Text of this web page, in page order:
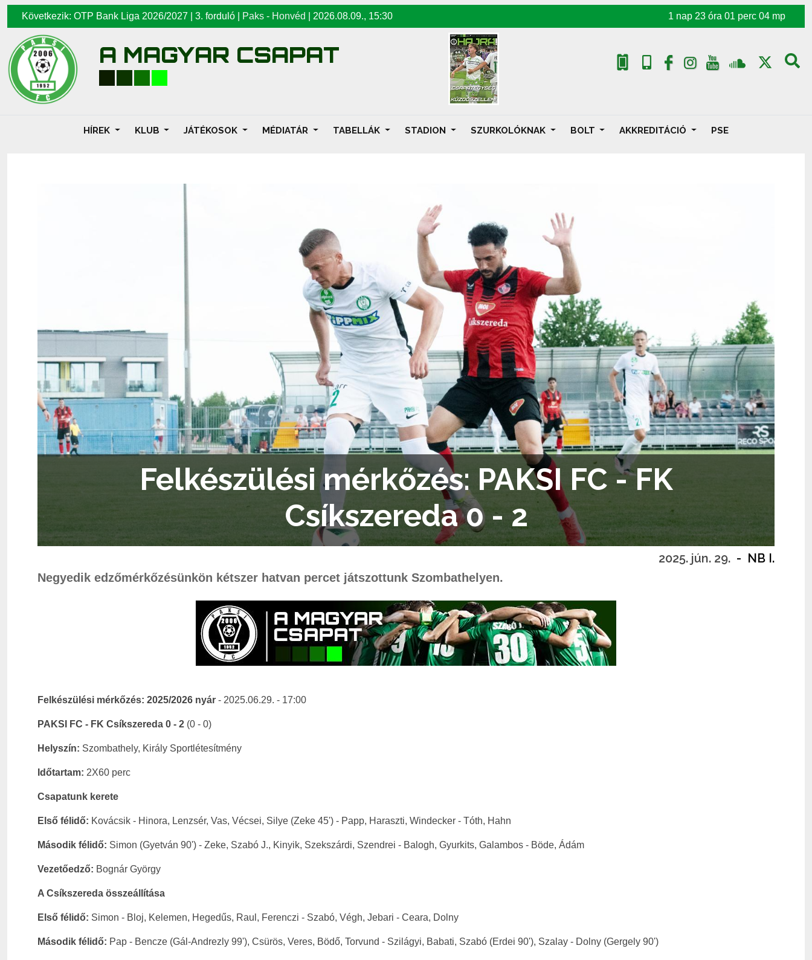
Következik: OTP Bank Liga 2026/2027 | 3. forduló | Paks - Honvéd 2026.08.09., 15:30 1 nap 23 óra 01 perc 03 mp
A MAGYAR CSAPAT
HÍREK KLUB JÁTÉKOSOK MÉDIATÁR TABELLÁK STADION SZURKOLÓKNAK BOLT AKKREDITÁCIÓ PSE
Felkészülési mérkőzés: PAKSI FC - FK
Csíkszereda 0 - 2
2025. jún. 29. - NB I.
Negyedik edzőmérkőzésünkön kétszer hatvan percet játszottunk Szombathelyen.
Felkészülési mérkőzés: 2025/2026 nyár - 2025.06.29. - 17:00
PAKSI FC - FK Csíkszereda 0 - 2 (0 - 0)
Helyszín: Szombathely, Király Sportlétesítmény
Időtartam: 2X60 perc
Csapatunk kerete
Első félidő: Kovácsik - Hinora, Lenzsér, Vas, Vécsei, Silye (Zeke 45') - Papp, Haraszti, Windecker - Tóth, Hahn
Második félidő: Simon (Gyetván 90') - Zeke, Szabó J., Kinyik, Szekszárdi, Szendrei - Balogh, Gyurkits, Galambos - Böde, Ádám
Vezetőedző: Bognár György
A Csíkszereda összeállítása
Első félidő: Simon - Bloj, Kelemen, Hegedűs, Raul, Ferenczi - Szabó, Végh, Jebari - Ceara, Dolny
Második félidő: Pap - Bencze (Gál-Andrezly 99'), Csürös, Veres, Bödő, Torvund - Szilágyi, Babati, Szabó (Erdei 90'), Szalay - Dolny (Gergely 90')